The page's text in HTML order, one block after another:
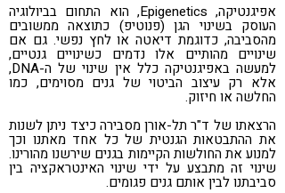
אפיגנטיקה, Epigenetics, הוא התחום בביולוגיה
העוסק בשינוי הגן (פנוטיפ) כתוצאה ממשובים
מהסביבה, כדוגמת דיאטה או לחץ נפשי. גם אם
שינויים מהותיים אלו נדמים כשינויים גנטיים,
למעשה באפיגנטיקה כלל אין שינוי של ה-DNA,
אלא רק עיצוב הביטוי של גנים מסוימים, כמו
החלשה או חיזוק.
הרצאתו של ד"ר תל-אורן מסבירה כיצד ניתן לשנות
את ההתבטאות הגנטית של כל אחד מאתנו וכך
למנוע את החולשות הקיימות בגנים שירשנו מהורינו.
שינוי זה מתבצע על ידי שינוי האינטראקציה בין
סביבתנו לבין אותם גנים פגומים.